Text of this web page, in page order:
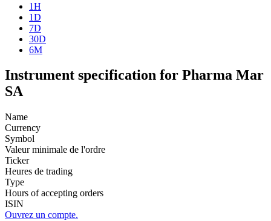
1H
1D
7D
30D
6M
Instrument specification for Pharma Mar
SA
Name
Currency
Symbol
Valeur minimale de l'ordre
Ticker
Heures de trading
Type
Hours of accepting orders
ISIN
Ouvrez un compte.